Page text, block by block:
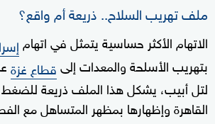
ملف تهريب السلاح.. ذريعة أم واقع؟
الاتهام الأكثر حساسية يتمثل في اتهام
بتهريب الأسلحة والمعدات إلىقطاع غزة
لتل أبيب، يشكل هذا الملف ذريعة
القاهرة وإظهارها بمظهر المتساهل مع